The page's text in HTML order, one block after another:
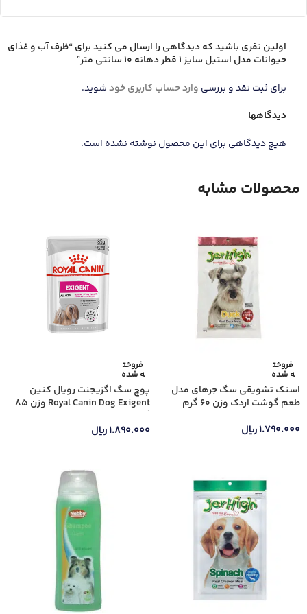
دیدگاهها
هیچ دیدگاهی برای این محصول نوشته نشده است.
اولین نفری باشید که دیدگاهی را ارسال می کنید برای “ظرف آب و غذاي
حيوانات مدل استيل سايز 1 قطر دهانه 10 سانتي متر”
برای ثبت نقد و بررسی وارد حساب کاربری خودشوید.
محصولات مشابه
فروخت
ه شده
اسنک تشویقی سگ جرهای مدل
طعم گوشت اردک وزن 60 گرم
۱.۷۹۰.۰۰۰ریال
فروخت
ه شده
پوچ سگ اگزیجنت رویال کنین
Royal Canin Dog Exigent وزن 85
۱.۸۹۰.۰۰۰ریال